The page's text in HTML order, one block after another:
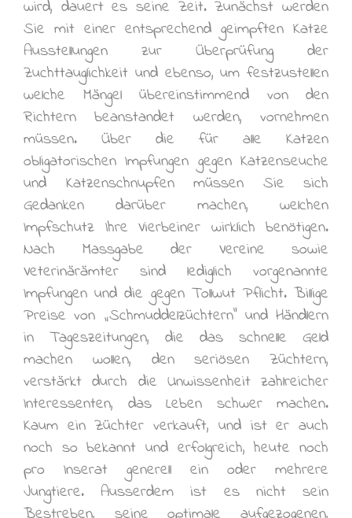
wird, dauert es seine Zeit. Zunächst werden
Sie mit einer entsprechend geimpften Katze
Ausstellungen zur Überprüfung der
Zuchttauglichkeit und ebenso, um festzustellen
welche Mängel übereinstimmend von den
Richtern beanstandet werden, vornehmen
müssen. Über die für alle Katzen
obligatorischen Impfungen gegen Katzenseuche
und Katzenschnupfen müssen Sie sich
Gedanken darüber machen, welchen
Impfschutz Ihre Vierbeiner wirklich benötigen.
Nach Massgabe der Vereine sowie
Veterinärämter sind lediglich vorgenannte
Impfungen und die gegen Tollwut Pflicht. Billige
Preise von „Schmuddelzüchtern“ und Händlern
in Tageszeitungen, die das schnelle Geld
machen wollen, den seriösen Züchtern,
verstärkt durch die Unwissenheit zahlreicher
Interessenten, das Leben schwer machen.
Kaum ein Züchter verkauft, und ist er auch
noch so bekannt und erfolgreich, heute noch
pro Inserat generell ein oder mehrere
Jungtiere. Ausserdem ist es nicht sein